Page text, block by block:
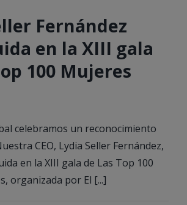
Fernández
en la XIII gala
100 Mujeres
celebramos un reconocimiento
CEO, Lydia Seller Fernández,
en la XIII gala de Las Top 100
organizada por El [...]